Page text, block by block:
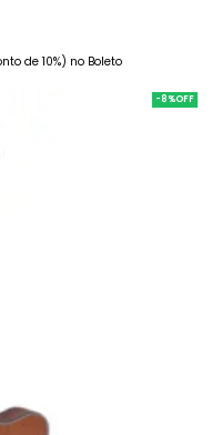
de 10%) no Boleto
-8%